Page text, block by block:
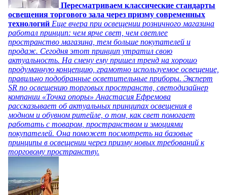
Пересматриваем классические стандарты
освещения торгового зала через призму современных
технологий Еще вчера при освещении розничного магазина
работал принцип: чем ярче свет, чем светлее
пространство магазина, тем больше покупателей и
продаж. Сегодня этот принцип утратил свою
актуальность. На смену ему пришел тренд на хорошо
продуманную концепцию, грамотно используемое освещение,
правильно подобранные осветительные приборы. Эксперт
SR по освещению торговых пространств, светодизайнер
компании «Точка опоры» Анастасия Ефремова
рассказывает об актуальных принципах освещения в
модном и обувном ритейле, о том, как свет помогает
работать с товаром, пространством и эмоциями
покупателей. Она поможет посмотреть на базовые
принципы в освещении через призму новых требований к
торговому пространству.